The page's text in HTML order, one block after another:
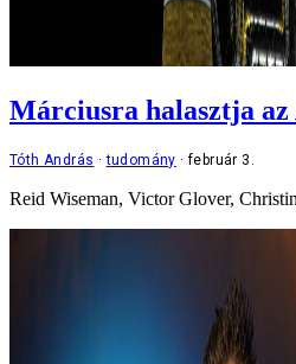
Márciusra halasztja
Tóth András tudomány február 3.
Reid Wiseman, Victor Glover,